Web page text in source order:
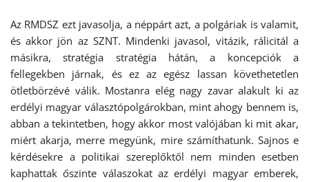
Az RMDSZ ezt javasolja, a néppárt azt, a polgáriak is valamit,
és akkor jön az SZNT. Mindenki javasol, vitázik, rálicitál a
másikra, stratégia stratégia hátán, a koncepciók a
fellegekben járnak, és ez az egész lassan követhetetlen
ötletbörzévé válik. Mostanra elég nagy zavar alakult ki az
erdélyi magyar választópolgárokban, mint ahogy bennem is,
abban a tekintetben, hogy akkor most valójában ki mit akar,
miért akarja, merre megyünk, mire számíthatunk. Sajnos e
kérdésekre a politikai szereplőktől nem minden esetben
kaphattak őszinte válaszokat az erdélyi magyar emberek,